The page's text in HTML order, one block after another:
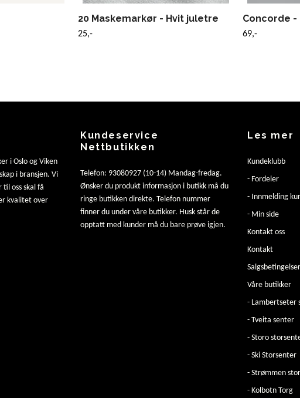
20 Maskemarkør - Hvit juletre
25,-
Concorde -
69,-
i Oslo og Viken
i bransjen. Vi
oss skal få
kvalitet over
Kundeservice
Nettbutikken
Telefon: 93080927 (10-14) Mandag-fredag.
Ønsker du produkt informasjon i butikk må du
ringe butikken direkte. Telefon nummer
finner du under våre butikker. Husk står de
opptatt med kunder må du bare prøve igjen.
Les mer
Kundeklubb
- Fordeler
- Innmelding
- Min side
Kontakt oss
Kontakt
Salgsbetingelser
Våre butikker
- Lambertseter
- Tveita senter
- Storo
- Ski Storsenter
- Strømmen
- Kolbotn Torg